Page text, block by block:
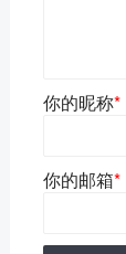
你的昵称*
你的邮箱*